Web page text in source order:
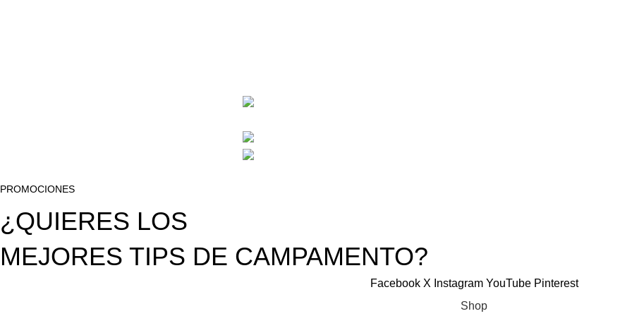
Calle San Juan de Dios 627 CC Asia
Phone: (+51) 955474836
Correo: escalaoutdoor@gmail.com
PROMOCIONES
¿QUIERES LOS
MEJORES TIPS DE CAMPAMENTO?
Facebook X Instagram YouTube Pinterest
Shop